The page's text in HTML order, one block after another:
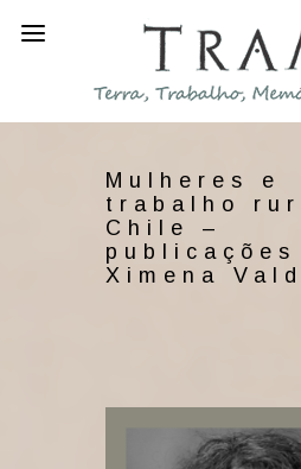
Mulheres e
trabalho
Chile –
publicações
Ximena